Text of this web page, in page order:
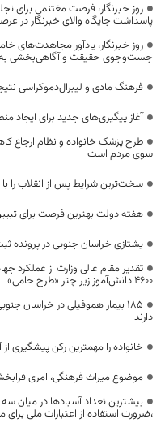
روز خبرنگار، فرصت مغتنمی برای
پاسداشت جایگاه والای خبرنگار در
روز خبرنگار، یادآور مجاهدت‌های
جست‌وجوی حقیقت و آگاهی‌بخشی به
فرهنگ مادی و لیبرال‌دموکراسی
آغاز پیگیری‌های جدید برای ایجاد
طرح پزشک خانواده و نظام ارجاع
سوی مردم است
سخت‌ترین شرایط پس از انقلاب را
هفته دولت بهترین فرصت برای
یشتازی خراسان جنوبی در پرونده
تقدیر مقام عالی وزارت از عملکرد
۴۶۰۰ دانش‌آموز زیر چتر «طرح حامی»
۱۸۵ بیمار هموفیلی در
دارند
خانواده را مهمترین رکن پیشگیری
موضوع میراث فرهنگی، امری
بیشترین تعداد آسبادها در میان
،ضرورت استفاده از اعتبارات ملی